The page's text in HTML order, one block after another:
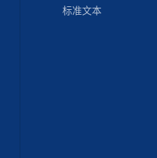
标准文本